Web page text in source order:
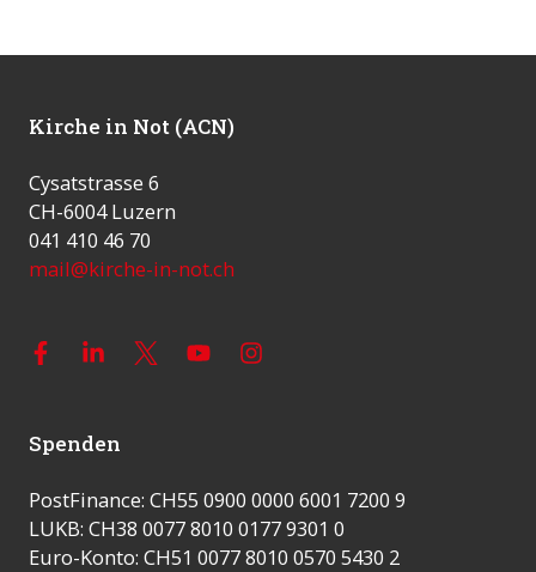
Kirche in Not (ACN)
Cysatstrasse 6
CH-6004 Luzern
041 410 46 70
mail@kirche-in-not.ch
Spenden
PostFinance: CH55 0900 0000 6001 7200 9
LUKB: CH38 0077 8010 0177 9301 0
Euro-Konto: CH51 0077 8010 0570 5430 2